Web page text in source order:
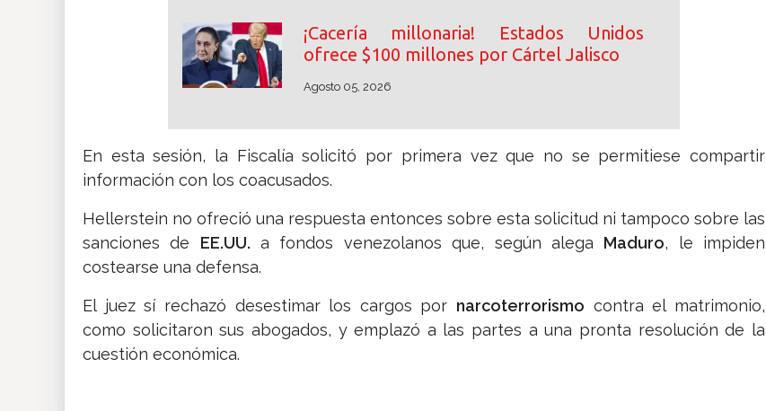
¡Cacería millonaria! Estados Unidos
ofrece $100 millones por Cártel Jalisco
Agosto 05, 2026
En esta sesión, la Fiscalía solicitó por primera vez que no se permitiese compartir
información con los coacusados.
Hellerstein no ofreció una respuesta entonces sobre esta solicitud ni tampoco sobre las
sanciones de EE.UU. a fondos venezolanos que, según alega Maduro, le impiden
costearse una defensa.
El juez sí rechazó desestimar los cargos por narcoterrorismo contra el matrimonio,
como solicitaron sus abogados, y emplazó a las partes a una pronta resolución de la
cuestión económica.